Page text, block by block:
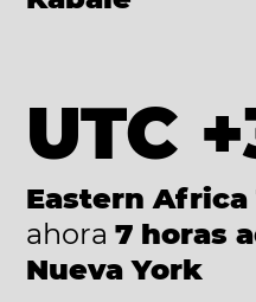
UTC
Eastern Africa
ahora 7 horas
Nueva York